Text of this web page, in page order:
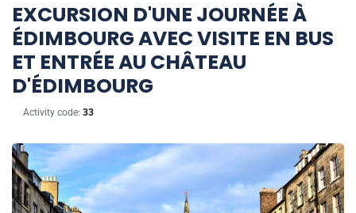
EXCURSION D'UNE JOURNÉE À
ÉDIMBOURG AVEC VISITE EN BUS
ET ENTRÉE AU CHÂTEAU
D'ÉDIMBOURG
Activity code: 33